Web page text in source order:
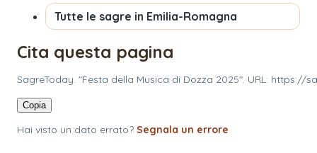
Tutte le sagre in Emilia-Romagna
Cita questa pagina
SagreToday. "Festa della Musica di Dozza 2025". URL:
Copia
Hai visto un dato errato? Segnala un errore